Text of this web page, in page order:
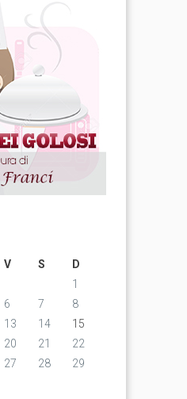
V S
D
1
6 7
8
13 14
15
20 21
22
27 28
29